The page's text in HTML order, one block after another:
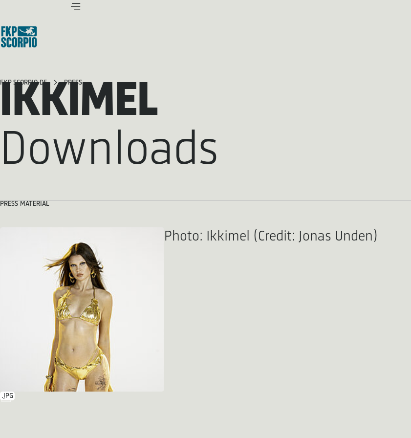
FKP SCORPIO.DE PRESS
IKKIMEL
Downloads
PRESS MATERIAL
.JPG
Photo: Ikkimel (Credit: Jonas Unden)